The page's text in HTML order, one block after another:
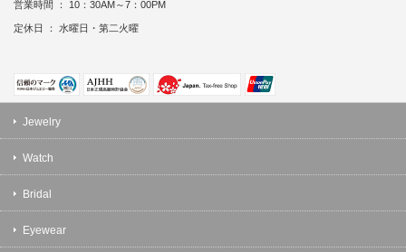
営業時間 ： 10：30AM～7：00PM
定休日 ： 水曜日・第二火曜
Jewelry
Watch
Bridal
Eyewear